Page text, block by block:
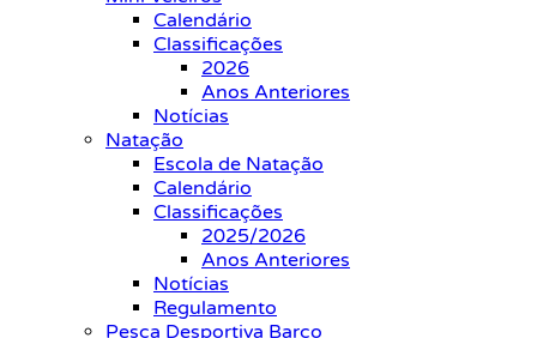
Calendário
Classificações
2026
Anos Anteriores
Notícias
Natação
Escola de Natação
Calendário
Classificações
2025/2026
Anos Anteriores
Notícias
Regulamento
Pesca Desportiva Barco